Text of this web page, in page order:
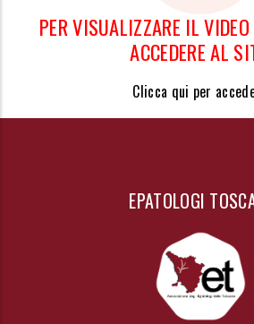
PER VISUALIZZARE IL VIDEO
ACCEDERE AL
Clicca qui per
EPATOLOGI